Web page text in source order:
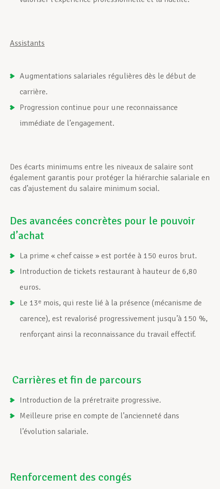
Assistants
Augmentations salariales régulières dès le début de
carrière.
Progression continue pour une reconnaissance
immédiate de l’engagement.
Des écarts minimums entre les niveaux de salaire sont
également garantis pour protéger la hiérarchie salariale en
cas d’ajustement du salaire minimum social.
Des avancées concrètes pour le pouvoir
d’achat
La prime « chef caisse » est portée à 150 euros brut.
Introduction de tickets restaurant à hauteur de 6,80
euros.
Le 13ᵉ mois, qui reste lié à la présence (mécanisme de
carence), est revalorisé progressivement jusqu’à 150 %,
renforçant ainsi la reconnaissance du travail effectif.
Carrières et fin de parcours
Introduction de la préretraite progressive.
Meilleure prise en compte de l’ancienneté dans
l’évolution salariale.
Renforcement des congés